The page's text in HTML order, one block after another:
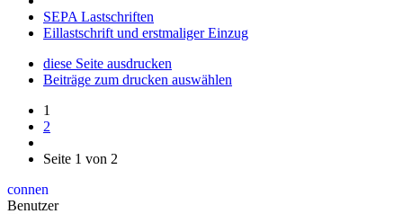
SEPA Lastschriften
Eillastschrift und erstmaliger Einzug
diese Seite ausdrucken
Beiträge zum drucken auswählen
1
2
Seite 1 von 2
connen
Benutzer